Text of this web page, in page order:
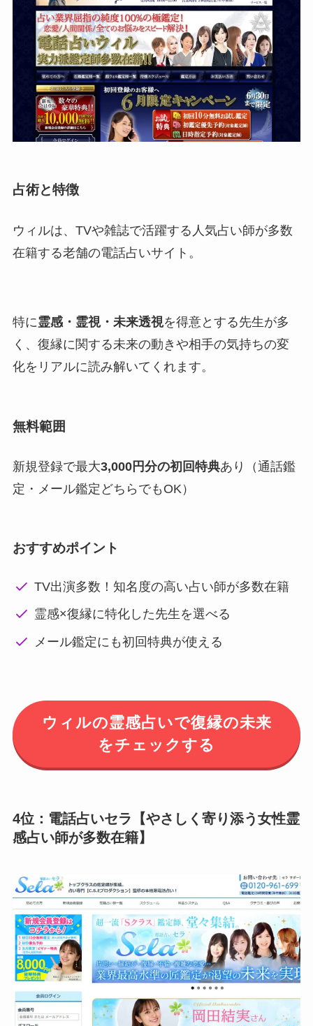
占術と特徴
ウィルは、TVや雑誌で活躍する人気占い師が多数
在籍する老舗の電話占いサイト。
特に霊感・霊視・未来透視を得意とする先生が多
く、復縁に関する未来の動きや相手の気持ちの変
化をリアルに読み解いてくれます。
無料範囲
新規登録で最大3,000円分の初回特典あり（通話鑑
定・メール鑑定どちらでもOK）
おすすめポイント
TV出演多数！知名度の高い占い師が多数在籍
霊感×復縁に特化した先生を選べる
メール鑑定にも初回特典が使える
ウィルの霊感占いで復縁の未来
をチェックする
4位：電話占いセラ【やさしく寄り添う女性霊
感占い師が多数在籍】